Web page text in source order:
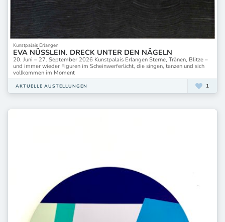
Kunstpalais Erlangen
EVA NÜSSLEIN. DRECK UNTER DEN NÄGELN
20. Juni – 27. September 2026 Kunstpalais Erlangen Sterne, Tränen, Blitze –
und immer wieder Figuren im Scheinwerferlicht, die singen, tanzen und sich
vollkommen im Moment
AKTUELLE AUSTELLUNGEN 1